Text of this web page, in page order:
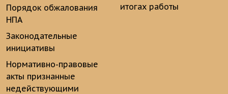
Порядок обжалования
НПА
Законодательные
инициативы
Нормативно-правовые
акты признанные
недействующими
итогах работы